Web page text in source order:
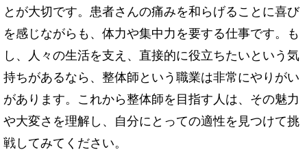
とが大切です。患者さんの痛みを和らげることに喜び
を感じながらも、体力や集中力を要する仕事です。も
し、人々の生活を支え、直接的に役立ちたいという気
持ちがあるなら、整体師という職業は非常にやりがい
があります。これから整体師を目指す人は、その魅力
や大変さを理解し、自分にとっての適性を見つけて挑
戦してみてください。